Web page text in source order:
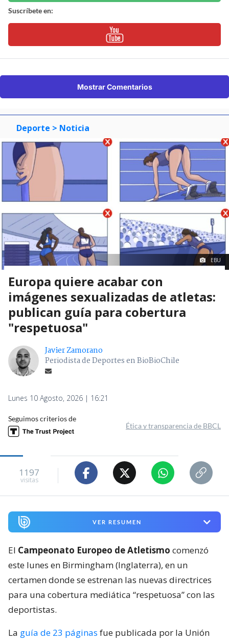
Suscríbete en:
Mostrar Comentarios
Deporte > Noticia
EBU
Europa quiere acabar con
imágenes sexualizadas de atletas:
publican guía para cobertura
"respetuosa"
Javier Zamorano
Periodista de Deportes en BioBioChile
Lunes 10 Agosto, 2026 | 16:21
Seguimos criterios de
Ética y transparencia de BBCL
1197
visitas
VER RESUMEN
El Campeonato Europeo de Atletismo comenzó
este lunes en Birmingham (Inglaterra), en un
certamen donde se estrenan las nuevas directrices
para una cobertura mediática “respetuosa” con las
deportistas.
La guía de 23 páginas fue publicada por la Unión